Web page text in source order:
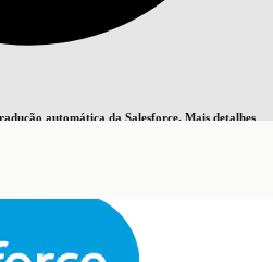
automática da Salesforce. Mais detalhes